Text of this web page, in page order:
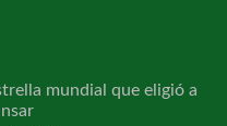
mundial que eligió a